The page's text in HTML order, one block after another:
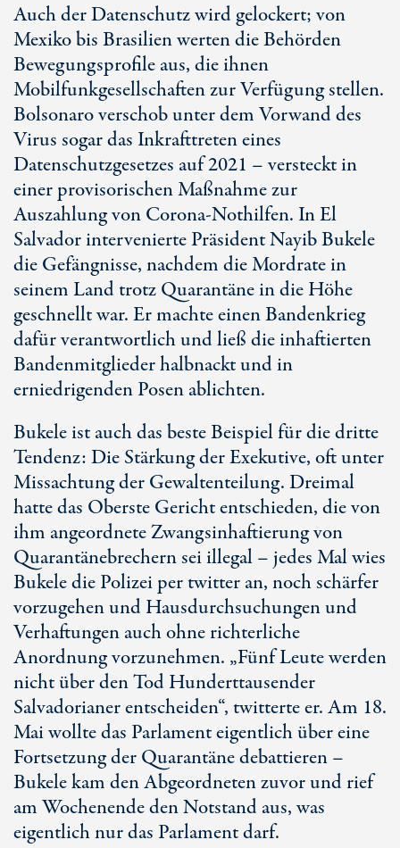
Auch der Datenschutz wird gelockert; von
Mexiko bis Brasilien werten die Behörden
Bewegungsprofile aus, die ihnen
Mobilfunkgesellschaften zur Verfügung stellen.
Bolsonaro verschob unter dem Vorwand des
Virus sogar das Inkrafttreten eines
Datenschutzgesetzes auf 2021 – versteckt in
einer provisorischen Maßnahme zur
Auszahlung von Corona-Nothilfen. In El
Salvador intervenierte Präsident Nayib Bukele
die Gefängnisse, nachdem die Mordrate in
seinem Land trotz Quarantäne in die Höhe
geschnellt war. Er machte einen Bandenkrieg
dafür verantwortlich und ließ die inhaftierten
Bandenmitglieder halbnackt und in
erniedrigenden Posen ablichten.
Bukele ist auch das beste Beispiel für die dritte
Tendenz: Die Stärkung der Exekutive, oft unter
Missachtung der Gewaltenteilung. Dreimal
hatte das Oberste Gericht entschieden, die von
ihm angeordnete Zwangsinhaftierung von
Quarantänebrechern sei illegal – jedes Mal wies
Bukele die Polizei per twitter an, noch schärfer
vorzugehen und Hausdurchsuchungen und
Verhaftungen auch ohne richterliche
Anordnung vorzunehmen. „Fünf Leute werden
nicht über den Tod Hunderttausender
Salvadorianer entscheiden“, twitterte er. Am 18.
Mai wollte das Parlament eigentlich über eine
Fortsetzung der Quarantäne debattieren –
Bukele kam den Abgeordneten zuvor und rief
am Wochenende den Notstand aus, was
eigentlich nur das Parlament darf.